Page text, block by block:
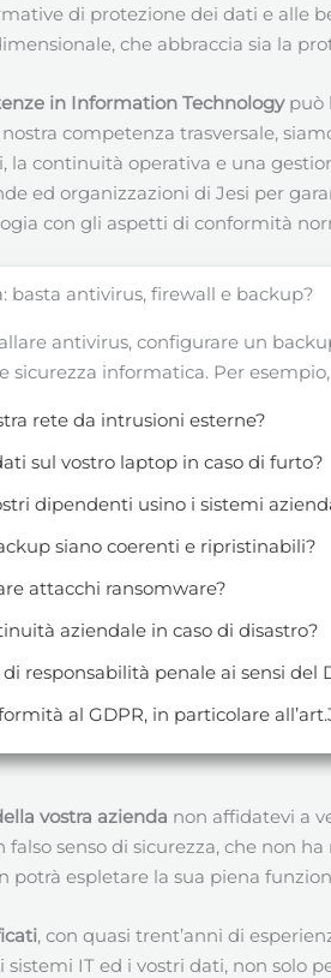
di protezione dei dati e alle
che abbraccia sia la
in Information Technologypuò
competenza trasversale,
la continuità operativa e una
ed organizzazioni di Jesi per
con gli aspetti di conformità
basta antivirus, firewall e backup?
antivirus, configurare un
sicurezza informatica. Per
rete da intrusioni esterne?
sul vostro laptop in caso di furto?
dipendenti usino i sistemi
siano coerenti e ripristinabili?
attacchi ransomware?
aziendale in caso di disastro?
responsabilità penale ai sensi del
al GDPR, in particolare
vostra azienda non affidatevi a
senso di sicurezza, che non
potrà espletare la sua piena
, con quasi trent’anni di
IT ed i vostri dati, non solo